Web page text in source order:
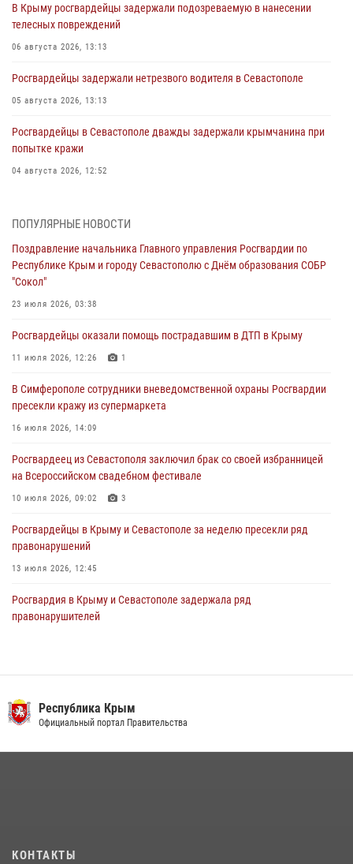
В Крыму росгвардейцы задержали подозреваемую в нанесении
телесных повреждений
06 августа 2026, 13:13
Росгвардейцы задержали нетрезвого водителя в Севастополе
05 августа 2026, 13:13
Росгвардейцы в Севастополе дважды задержали крымчанина при
попытке кражи
04 августа 2026, 12:52
мужчину
Росгвардия в Крыму и Севастополе задержала ряд
правонарушителей
03 августа 2026, 14:08
В Симферополе росгвардейцы задержали гражданина,
подозреваемого в совершении серии краж
Росгвардейцы оперативно задержали нарушителя на охраняемом
объекте в Севастополе
ПОПУЛЯРНЫЕ НОВОСТИ
Поздравление начальника Главного управления Росгвардии по
Республике Крым и городу Севастополю с Днём образования СОБР
"Сокол"
23 июля 2026, 03:38
Росгвардейцы оказали помощь пострадавшим в ДТП в Крыму
11 июля 2026, 12:26 1
В Симферополе сотрудники вневедомственной охраны Росгвардии
пресекли кражу из супермаркета
16 июля 2026, 14:09
Росгвардеец из Севастополя заключил брак со своей избранницей
на Всероссийском свадебном фестивале
10 июля 2026, 09:02 3
Росгвардейцы в Крыму и Севастополе за неделю пресекли ряд
правонарушений
13 июля 2026, 12:45
Росгвардия в Крыму и Севастополе задержала ряд
правонарушителей
Росгвардейцы Крыма и Севастополя отметили День Крещения Руси
Республика Крым
Официальный портал Правительства
КОНТАКТЫ